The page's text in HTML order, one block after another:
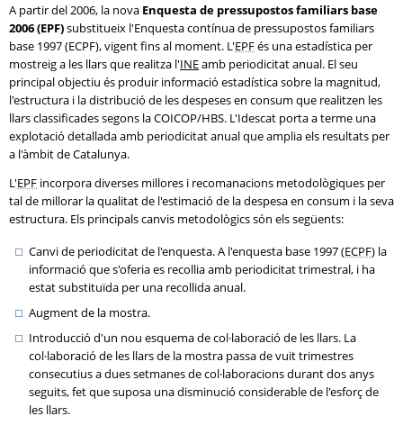
A partir del 2006, la nova Enquesta de pressupostos familiars base
2006 (EPF)substitueix l'Enquesta contínua de pressupostos familiars
base 1997 (ECPF), vigent fins al moment. L'EPFés una estadística per
mostreig a les llars que realitza l'INEamb periodicitat anual. El seu
principal objectiu és produir informació estadística sobre la magnitud,
l'estructura i la distribució de les despeses en consum que realitzen les
llars classificades segons la COICOP/HBS. L'Idescat porta a terme una
explotació detallada amb periodicitat anual que amplia els resultats per
a l'àmbit de Catalunya.
L'EPF incorpora diverses millores i recomanacions metodològiques per
tal de millorar la qualitat de l'estimació de la despesa en consum i la seva
estructura. Els principals canvis metodològics són els següents:
Canvi de periodicitat de l'enquesta. A l'enquesta base 1997 (ECPF) la
informació que s'oferia es recollia amb periodicitat trimestral, i ha
estat substituïda per una recollida anual.
Augment de la mostra.
Introducció d'un nou esquema de col·laboració de les llars. La
col·laboració de les llars de la mostra passa de vuit trimestres
consecutius a dues setmanes de col·laboracions durant dos anys
seguits, fet que suposa una disminució considerable de l'esforç de
les llars.